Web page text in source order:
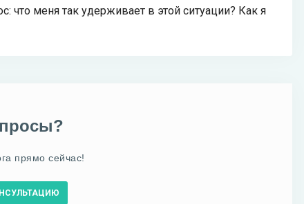
что меня так удерживает в этой ситуации? Как я
прямо сейчас!